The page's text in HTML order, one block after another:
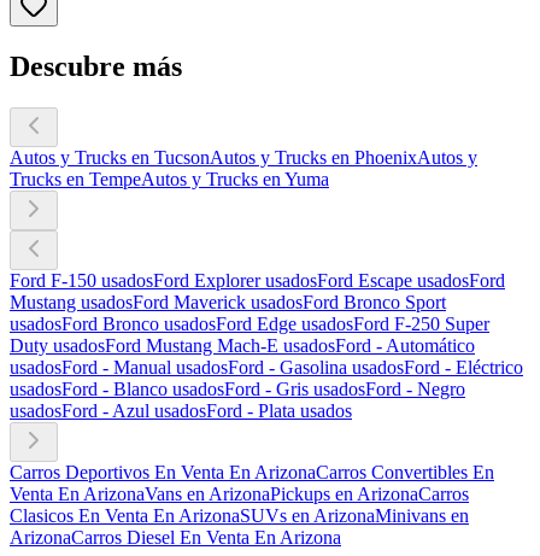
Descubre más
Autos y Trucks en TucsonAutos y Trucks en PhoenixAutos y
Trucks en TempeAutos y Trucks en Yuma
Ford F-150 usadosFord Explorer usadosFord Escape usadosFord
Mustang usadosFord Maverick usadosFord Bronco Sport
usadosFord Bronco usadosFord Edge usadosFord F-250 Super
Duty usadosFord Mustang Mach-E usadosFord - Automático
usadosFord - Manual usadosFord - Gasolina usadosFord - Eléctrico
usadosFord - Blanco usadosFord - Gris usadosFord - Negro
usadosFord - Azul usadosFord - Plata usados
Carros Deportivos En Venta En ArizonaCarros Convertibles En
Venta En ArizonaVans en ArizonaPickups en ArizonaCarros
Clasicos En Venta En ArizonaSUVs en ArizonaMinivans en
ArizonaCarros Diesel En Venta En Arizona